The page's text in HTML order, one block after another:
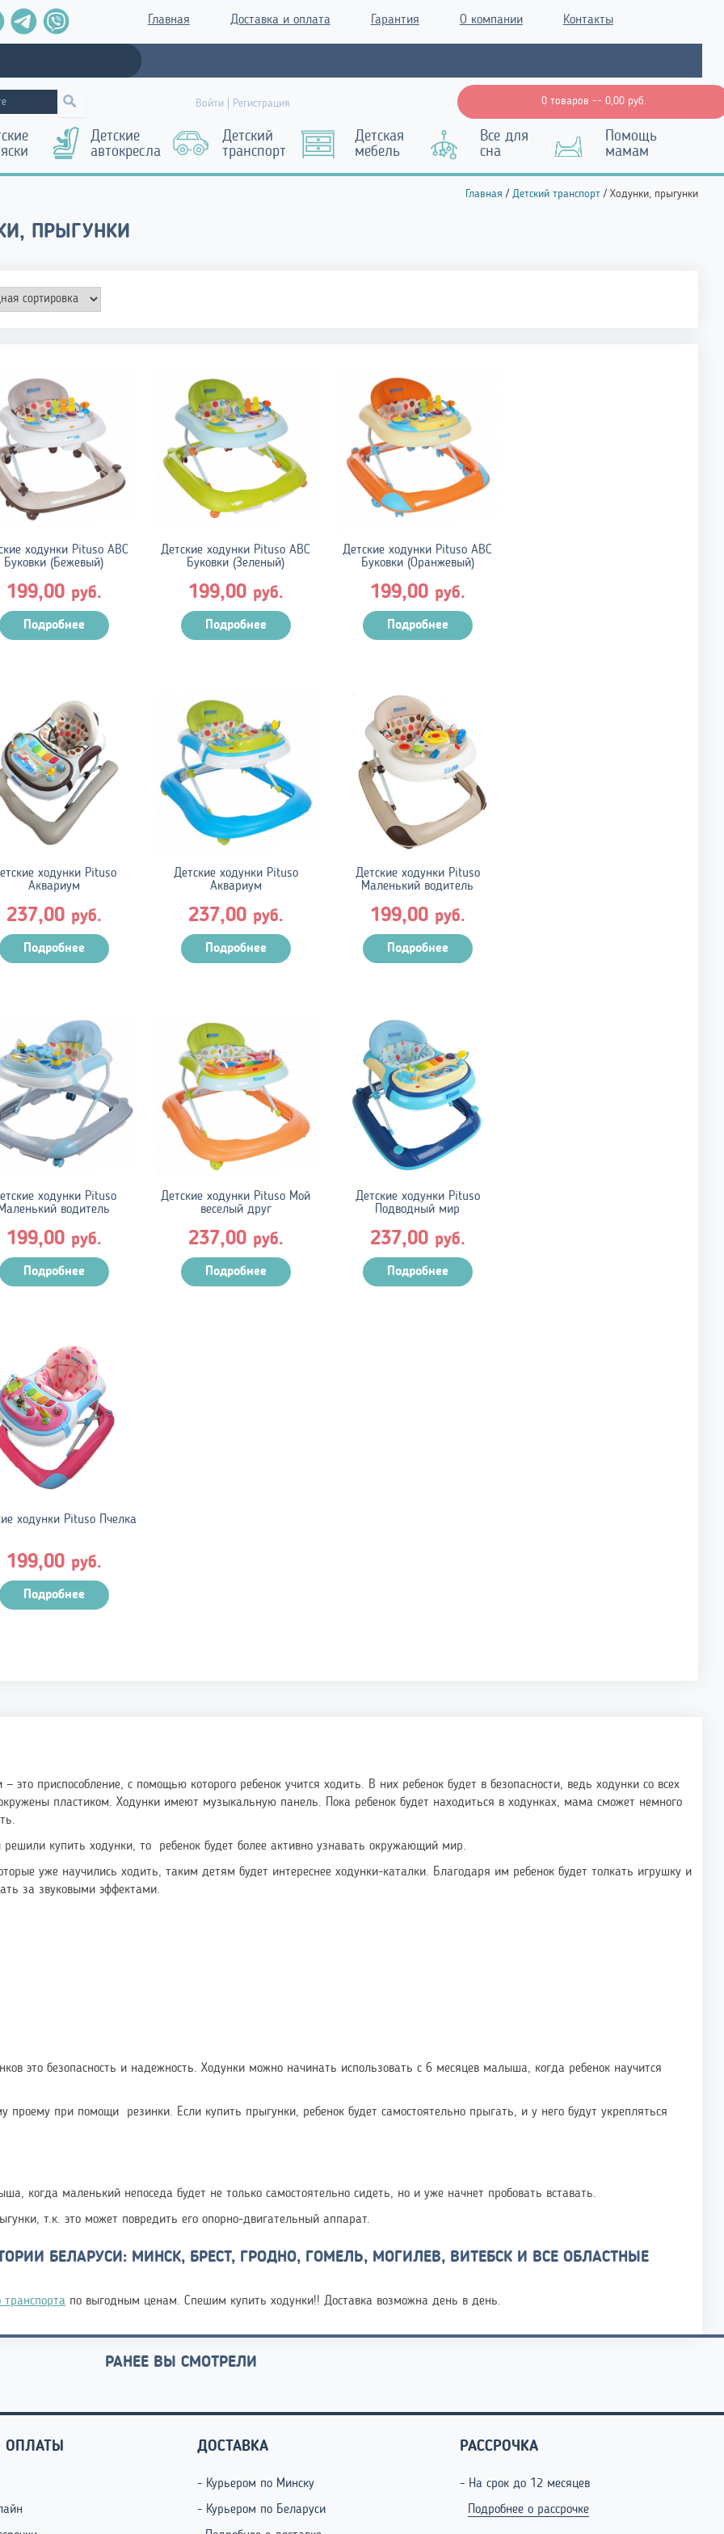
Главная Доставка и оплата Гарантия О компании Контакты
Войти | Регистрация 0 товаров -- 0,00 руб.
Детские
автокресла
Детский
транспорт
Детская
мебель
Все для
сна
Помощь
мамам
Главная / Детский транспорт / Ходунки, прыгунки
ПРЫГУНКИ
ходунки Pituso ABC
Буковки (Бежевый)
199,00 руб.
Подробнее
Детские ходунки Pituso ABC
Буковки (Зеленый)
199,00 руб.
Подробнее
Детские ходунки Pituso ABC
Буковки (Оранжевый)
199,00 руб.
Подробнее
ходунки Pituso
Аквариум
237,00 руб.
Подробнее
Детские ходунки Pituso
Аквариум
237,00 руб.
Подробнее
Детские ходунки Pituso
Маленький водитель
199,00 руб.
Подробнее
ходунки Pituso
водитель
199,00 руб.
Подробнее
Детские ходунки Pituso Мой
веселый друг
237,00 руб.
Подробнее
Детские ходунки Pituso
Подводный мир
237,00 руб.
Подробнее
ходунки Pituso Пчелка
199,00 руб.
Подробнее
— это приспособление, с помощью которого ребенок учится ходить. В них ребенок будет в безопасности, ведь ходунки со всех
пластиком. Ходунки имеют музыкальную панель. Пока ребенок будет находиться в ходунках, мама сможет немного
решили купить ходунки, то ребенок будет более активно узнавать окружающий мир.
уже научились ходить, таким детям будет интереснее ходунки-каталки. Благодаря им ребенок будет толкать игрушку и
за звуковыми эффектами.
это безопасность и надежность. Ходунки можно начинать использовать с 6 месяцев малыша, когда ребенок научится
проему при помощи резинки. Если купить прыгунки, ребенок будет самостоятельно прыгать, и у него будут укрепляться
когда маленький непоседа будет не только самостоятельно сидеть, но и уже начнет пробовать вставать.
т.к. это может повредить его опорно-двигательный аппарат.
БЕЛАРУСИ: МИНСК, БРЕСТ, ГРОДНО, ГОМЕЛЬ, МОГИЛЕВ, ВИТЕБСК И ВСЕ ОБЛАСТНЫЕ
транспорта по выгодным ценам. Спешим купить ходунки!! Доставка возможна день в день.
РАНЕЕ ВЫ СМОТРЕЛИ
ОПЛАТЫ ДОСТАВКА
- Курьером по Минску
- Курьером по Беларуси
РАССРОЧКА
- На срок до 12 месяцев
Подробнее о рассрочке